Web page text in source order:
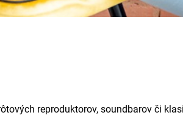
reproduktorov, soundbarov či